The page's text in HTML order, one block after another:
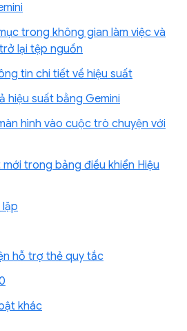
trong không gian làm việc và
lại tệp nguồn
tin chi tiết về hiệu suất
hiệu suất bằng Gemini
hình vào cuộc trò chuyện với
trong bảng điều khiển Hiệu
hỗ trợ thẻ quy tắc
khác